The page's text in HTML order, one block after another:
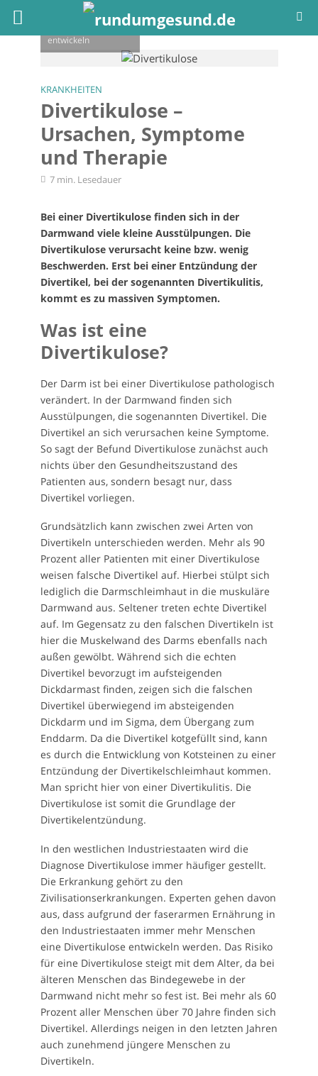
kann sich zu einer
lebensbedrohlichen
entwickeln
KRANKHEITEN
Divertikulose –
Ursachen, Symptome
und Therapie
7 min. Lesedauer
Bei einer Divertikulose finden sich in der
Darmwand viele kleine Ausstülpungen. Die
Divertikulose verursacht keine bzw. wenig
Beschwerden. Erst bei einer Entzündung der
Divertikel, bei der sogenannten Divertikulitis,
kommt es zu massiven Symptomen.
Was ist eine
Divertikulose?
Der Darm ist bei einer Divertikulose pathologisch
verändert. In der Darmwand finden sich
Ausstülpungen, die sogenannten Divertikel. Die
Divertikel an sich verursachen keine Symptome.
So sagt der Befund Divertikulose zunächst auch
nichts über den Gesundheitszustand des
Patienten aus, sondern besagt nur, dass
Divertikel vorliegen.
Grundsätzlich kann zwischen zwei Arten von
Divertikeln unterschieden werden. Mehr als 90
Prozent aller Patienten mit einer Divertikulose
weisen falsche Divertikel auf. Hierbei stülpt sich
lediglich die Darmschleimhaut in die muskuläre
Darmwand aus. Seltener treten echte Divertikel
auf. Im Gegensatz zu den falschen Divertikeln ist
hier die Muskelwand des Darms ebenfalls nach
außen gewölbt. Während sich die echten
Divertikel bevorzugt im aufsteigenden
Dickdarmast finden, zeigen sich die falschen
Divertikel überwiegend im absteigenden
Dickdarm und im Sigma, dem Übergang zum
Enddarm. Da die Divertikel kotgefüllt sind, kann
es durch die Entwicklung von Kotsteinen zu einer
Entzündung der Divertikelschleimhaut kommen.
Man spricht hier von einer Divertikulitis. Die
Divertikulose ist somit die Grundlage der
Divertikelentzündung.
In den westlichen Industriestaaten wird die
Diagnose Divertikulose immer häufiger gestellt.
Die Erkrankung gehört zu den
Zivilisationserkrankungen. Experten gehen davon
aus, dass aufgrund der faserarmen Ernährung in
den Industriestaaten immer mehr Menschen
eine Divertikulose entwickeln werden. Das Risiko
für eine Divertikulose steigt mit dem Alter, da bei
älteren Menschen das Bindegewebe in der
Darmwand nicht mehr so fest ist. Bei mehr als 60
Prozent aller Menschen über 70 Jahre finden sich
Divertikel. Allerdings neigen in den letzten Jahren
auch zunehmend jüngere Menschen zu
Divertikeln.